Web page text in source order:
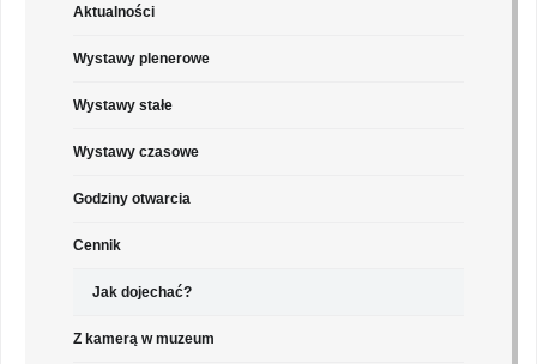
Aktualności
Wystawy plenerowe
Wystawy stałe
Wystawy czasowe
Godziny otwarcia
Cennik
Jak dojechać?
Z kamerą w muzeum